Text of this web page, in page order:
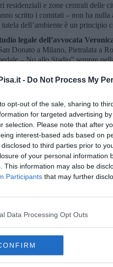
- Do Not Process My
opt-out of the sale, sharing to
for targeted advertising
selection. Please note that after
interest-based ads based on
to third parties prior to
of your personal information
This information may also be
Participants that may further
Data Processing Opt Outs
residenziali e zone centrali delle
scritto i comitati – non ha nulla
dell’ambiente è un principio
legale dell’avvocata
Donato a Milano, Pietralata a
– No allo Stadio” sempre
del territorio. “Chiederemo
il commissariamento non
dall’alto in nome di interessi
iscriviti alla
nella tua casella di posta.
non tornano"